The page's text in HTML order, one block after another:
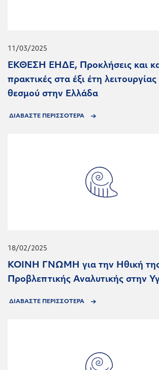
11/03/2025
ΕΚΘΕΣΗ ΕΗΔΕ, Προκλήσεις και
πρακτικές στα έξι έτη λειτουργίας
θεσμού στην Ελλάδα
ΔΙΑΒΑΣΤΕ ΠΕΡΙΣΣΟΤΕΡΑ
18/02/2025
KOINH ΓΝΩΜΗ για την Ηθική
Προβλεπτικής Αναλυτικής στην
ΔΙΑΒΑΣΤΕ ΠΕΡΙΣΣΟΤΕΡΑ